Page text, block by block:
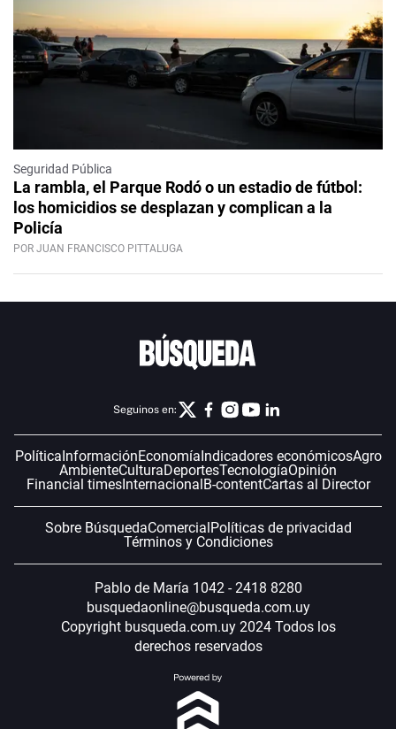
Seguridad Pública
La rambla, el Parque Rodó o un estadio de fútbol:
los homicidios se desplazan y complican a la
Policía
POR JUAN FRANCISCO PITTALUGA
Seguinos en:
PolíticaInformaciónEconomíaIndicadores económicosAgro
AmbienteCulturaDeportesTecnologíaOpinión
Financial timesInternacionalB-contentCartas al Director
Sobre BúsquedaComercialPolíticas de privacidad
Términos y Condiciones
Pablo de María 1042 - 2418 8280
busquedaonline@busqueda.com.uy
Copyright busqueda.com.uy 2024 Todos los
derechos reservados